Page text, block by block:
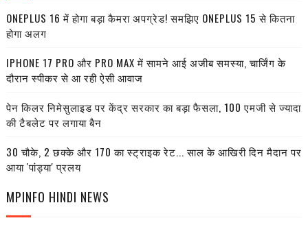
ONEPLUS 16 में होगा बड़ा कैमरा अपग्रेड! समझिए ONEPLUS 15 से कितना
होगा अलग
IPHONE 17 PRO और PRO MAX में सामने आई अजीब समस्या, चार्जिंग के
दौरान स्पीकर से आ रही ऐसी आवाज
पेन किलर निमेसुलाइड पर केंद्र सरकार का बड़ा फैसला, 100 एमजी से ज्यादा
की टैबलेट पर लगाया बैन
30 चौके, 2 छक्के और 170 का स्ट्राइक रेट... साल के आखिरी दिन मैदान पर
आया 'पांड्या' प्रलय
MPINFO HINDI NEWS